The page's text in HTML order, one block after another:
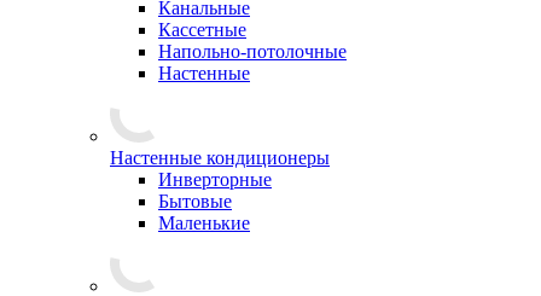
Канальные
Кассетные
Напольно-потолочные
Настенные
Настенные кондиционеры
Инверторные
Бытовые
Маленькие